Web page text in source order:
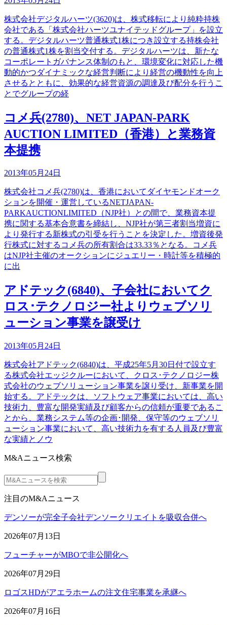
株式会社デジタルハーツ(3620)は、株式移転により純粋持株
会社である「株式会社ハーツユナイテッドグループ」を設立
する。デジタルハーツ普通株式1株につき設立する持株会社
の普通株式1株を割当交付する。デジタルハーツは、新たな
コーポレートガバナンス体制のもと、環境変化に対応した機
動的かつダイナミックな経営判断により経営の機動性を向上
させるとともに、効果的な経営資源の調達及び配分を行うこ
とでグループの経
コメ兵(2780)、NET JAPAN-PARK
AUCTION LIMITED（香港）と業務資
本提携
2013年05月24日
株式会社コメ兵(2780)は、香港においてダイヤモンドオーク
ションを開催・運営しているNETJAPAN-
PARKAUCTIONLIMITED（NJP社）との間で、業務資本提
携に関する基本合意書を締結し、NJP社が第三者割当増資に
より発行する新株式の引受を行うことを決定した。増資後発
行株式に対するコメ兵の所有割合は33.33％となる。コメ兵
はNJP社主催のオークションにジュエリー・時計等を積極的
に出
アドテック(6840)、子会社においてク
ロス･テクノロジー社よりウェブソリ
ューション事業を譲受け
2013年05月24日
株式会社アドテック(6840)は、平成25年5月30日付で設立す
る株式会社エッジクルーにおいて、クロス･テクノロジー株
式会社のウェブソリューション事業を譲り受け、新事業を開
始する。アドテックは、ソフトウェア事業においては、高い
技術力、豊富な開発実績及び顧客からの信頼が重要であるこ
とから、業務システム等の企画･開発、保守等のウェブソリ
ューション事業において、高い技術力を有する人員及び豊富
な実績とノウ
M&Aニュース検索
注目のM&Aニュース
デンソーが完全子会社デンソークリエイトを吸収合併へ
2026年07月13日
フューチャーがMBOで非公開化へ
2026年07月29日
ロゴスHDがアエラホームの注文住宅事業を承継へ
2026年07月16日